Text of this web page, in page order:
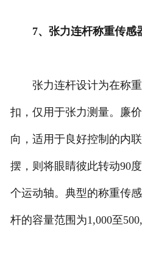
7、张力连杆称重传感
张力连杆设计为在称重
扣，仅用于张力测量。廉
向，适用于良好控制的内
摆，则将眼睛彼此转动90
个运动轴。典型的称重传
杆的容量范围为1,000至